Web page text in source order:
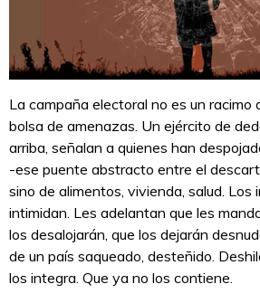
La campaña electoral no es un racimo
bolsa de amenazas. Un ejército de
arriba, señalan a quienes han
-ese puente abstracto entre el
sino de alimentos, vivienda, salud. Los
intimidan. Les adelantan que les
los desalojarán, que los dejarán
de un país saqueado, desteñido.
los integra. Que ya no los contiene.